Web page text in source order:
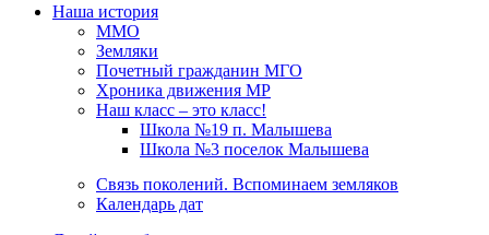
Наша история
ММО
Земляки
Почетный гражданин МГО
Хроника движения МР
Наш класс – это класс!
Школа №19 п. Малышева
Школа №3 поселок Малышева
Связь поколений. Вспоминаем земляков
Календарь дат